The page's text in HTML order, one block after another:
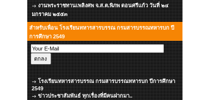
งานพระราชทานเพลิงศพ จ.ส.ต.พิภพ ดอนศรีแก้ว วันที่ ๒๔
มกราคม ๒๕๕๓
สำหรับเพื่อน โรงเรียนทหารสารบรรณ กรมสารบรรณทหารบก ปี
การศึกษา 2549
โรงเรียนทหารสารบรรณ กรมสารบรรณทหารบก ปีการศึกษา
2549
ข่าวประชาสัมพันธ์ ทุกเรื่องที่มีคนฝากมา..